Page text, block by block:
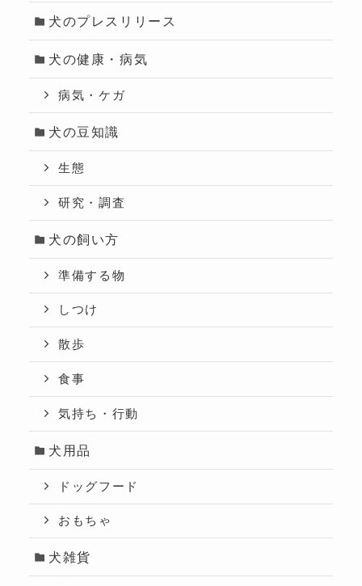
犬のプレスリリース
犬の健康・病気
病気・ケガ
犬の豆知識
生態
研究・調査
犬の飼い方
準備する物
しつけ
散歩
食事
気持ち・行動
犬用品
ドッグフード
おもちゃ
犬雑貨